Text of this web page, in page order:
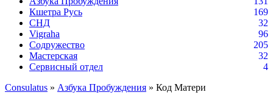
Кшетра Русь
169
СНД
32
Vigraha
96
Содружество
205
Мастерская
32
Сервисный отдел
4
Consulatus » Азбука Пробуждения » Код Матери